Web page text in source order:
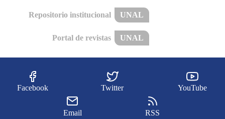
Repositorio institucional UNAL
Portal de revistas UNAL
Facebook Twitter YouTube
Email RSS